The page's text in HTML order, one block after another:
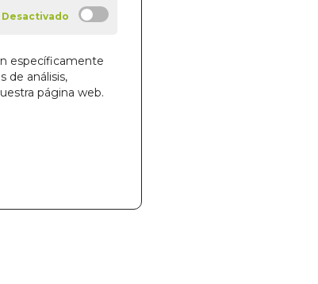
específicamente
de análisis,
página web.